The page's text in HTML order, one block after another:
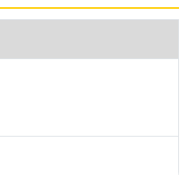
分強大，內建採用
理器為 Cortex A8,
/ 4GB ROM 內存記憶
憶卡擴充，最高可支援